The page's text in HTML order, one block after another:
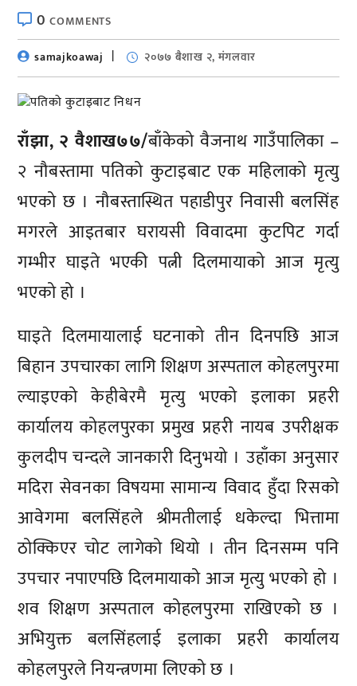
0COMMENTS
samajkoawaj
२०७७ बैशाख २, मंगलवार
राँझा, २ वैशाख७७/बाँकेको वैजनाथ गाउँपालिका –
२ नौबस्तामा पतिको कुटाइबाट एक महिलाको मृत्यु
भएको छ । नौबस्तास्थित पहाडीपुर निवासी बलसिंह
मगरले आइतबार घरायसी विवादमा कुटपिट गर्दा
गम्भीर घाइते भएकी पत्नी दिलमायाको आज मृत्यु
भएको हो ।
घाइते दिलमायालाई घटनाको तीन दिनपछि आज
बिहान उपचारका लागि शिक्षण अस्पताल कोहलपुरमा
ल्याइएको केहीबेरमै मृत्यु भएको इलाका प्रहरी
कार्यालय कोहलपुरका प्रमुख प्रहरी नायब उपरीक्षक
कुलदीप चन्दले जानकारी दिनुभयो । उहाँका अनुसार
मदिरा सेवनका विषयमा सामान्य विवाद हुँदा रिसको
आवेगमा बलसिंहले श्रीमतीलाई धकेल्दा भित्तामा
ठोक्किएर चोट लागेको थियो । तीन दिनसम्म पनि
उपचार नपाएपछि दिलमायाको आज मृत्यु भएको हो ।
शव शिक्षण अस्पताल कोहलपुरमा राखिएको छ ।
अभियुक्त बलसिंहलाई इलाका प्रहरी कार्यालय
कोहलपुरले नियन्त्रणमा लिएको छ ।